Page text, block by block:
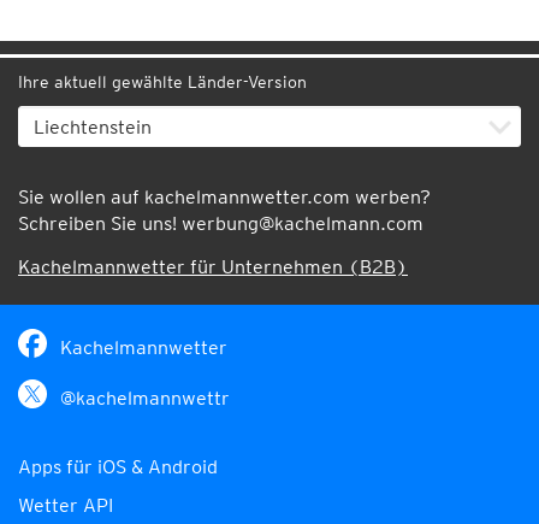
Ihre aktuell gewählte Länder-Version
Sie wollen auf kachelmannwetter.com werben?
Schreiben Sie uns! werbung@kachelmann.com
Kachelmannwetter für Unternehmen (B2B)
Kachelmannwetter
@kachelmannwettr
Apps für iOS & Android
Wetter API